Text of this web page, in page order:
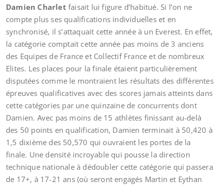
Damien Charlet faisait lui figure d’habitué. Si l’on ne
compte plus ses qualifications individuelles et en
synchronisé, il s’attaquait cette année à un Everest. En effet,
la catégorie comptait cette année pas moins de 3 anciens
des Equipes de France et Collectif France et de nombreux
Elites. Les places pour la finale étaient particulièrement
disputées comme le montraient les résultats des différentes
épreuves qualificatives avec des scores jamais atteints dans
cette catégories par une quinzaine de concurrents dont
Damien. Avec pas moins de 15 athlètes finissant au-delà
des 50 points en qualification, Damien terminait à 50,420 à
1,5 dixième des 50,570 qui ouvraient les portes de la
finale. Une densité incroyable qui pousse la direction
technique nationale à dédoubler cette catégorie qui passera
de 17+, à 17-21 ans (où seront engagés Martin et Eythan